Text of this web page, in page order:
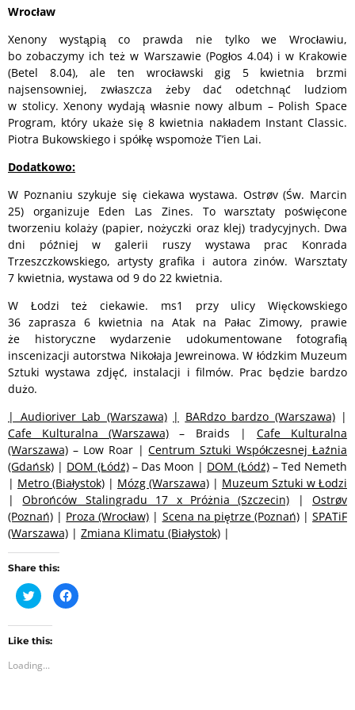
Wrocław
Xenony wystąpią co prawda nie tylko we Wrocławiu,
bo zobaczymy ich też w Warszawie (Pogłos 4.04) i w Krakowie
(Betel 8.04), ale ten wrocławski gig 5 kwietnia brzmi
najsensowniej, zwłaszcza żeby dać odetchnąć ludziom
w stolicy. Xenony wydają własnie nowy album – Polish Space
Program, który ukaże się 8 kwietnia nakładem Instant Classic.
Piotra Bukowskiego i spółkę wspomoże T’ien Lai.
Dodatkowo:
W Poznaniu szykuje się ciekawa wystawa. Ostrøv (Św. Marcin
25) organizuje Eden Las Zines. To warsztaty poświęcone
tworzeniu kolaży (papier, nożyczki oraz klej) tradycyjnych. Dwa
dni później w galerii ruszy wystawa prac Konrada
Trzeszczkowskiego, artysty grafika i autora zinów. Warsztaty
7 kwietnia, wystawa od 9 do 22 kwietnia.
W Łodzi też ciekawie. ms1 przy ulicy Więckowskiego
36 zaprasza 6 kwietnia na Atak na Pałac Zimowy, prawie
że historyczne wydarzenie udokumentowane fotografią
inscenizacji autorstwa Nikołaja Jewreinowa. W łódzkim Muzeum
Sztuki wystawa zdjęć, instalacji i filmów. Prac będzie bardzo
dużo.
| Audioriver Lab (Warszawa) | BARdzo bardzo (Warszawa)|
Cafe Kulturalna (Warszawa) – Braids | Cafe Kulturalna
(Warszawa) – Low Roar |Centrum Sztuki Współczesnej Łaźnia
(Gdańsk) | DOM (Łódź)– Das Moon | DOM (Łódź)– Ted Nemeth
| Metro (Białystok) | Mózg (Warszawa) | Muzeum Sztuki w Łodzi
|Obrońców Stalingradu 17 x Próżnia (Szczecin) | Ostrøv
(Poznań) | Proza (Wrocław) | Scena na piętrze (Poznań)|SPATiF
(Warszawa) | Zmiana Klimatu (Białystok) |
Share this:
C
l
t
s
C
l
Like this:
Loading...